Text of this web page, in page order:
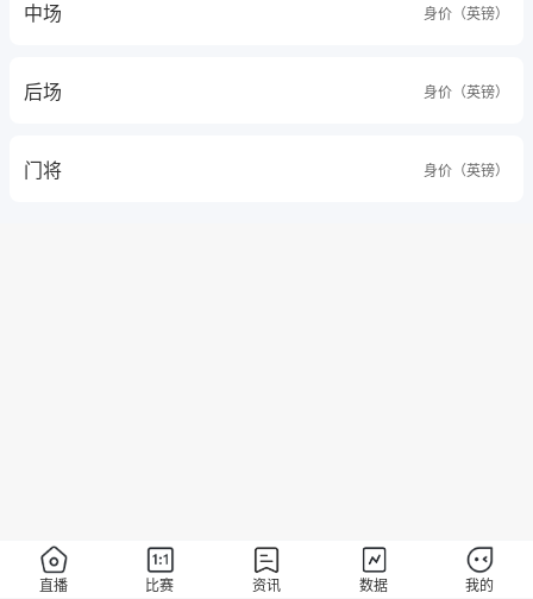
中场 身价（英镑）
后场 身价（英镑）
门将 身价（英镑）
直播 比赛 资讯 数据 我的